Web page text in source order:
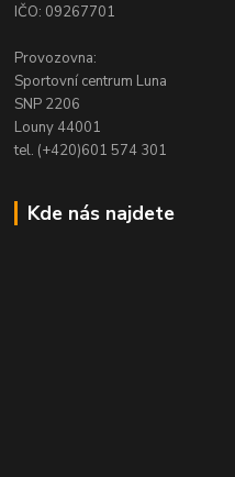
IČO: 09267701
Provozovna:
Sportovní centrum Luna
SNP 2206
Louny 44001
tel. (+420)601 574 301
Kde nás najdete